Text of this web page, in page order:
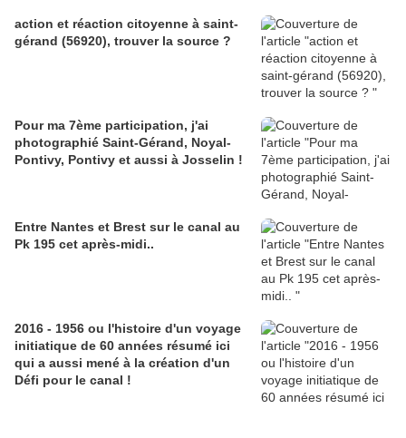
action et réaction citoyenne à saint-
gérand (56920), trouver la source ?
Pour ma 7ème participation, j'ai
photographié Saint-Gérand, Noyal-
Pontivy, Pontivy et aussi à Josselin !
Entre Nantes et Brest sur le canal au
Pk 195 cet après-midi..
2016 - 1956 ou l'histoire d'un voyage
initiatique de 60 années résumé ici
qui a aussi mené à la création d'un
Défi pour le canal !